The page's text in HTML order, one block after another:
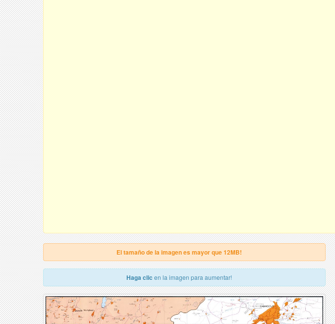
El tamaño de la imagen es mayor que 12MB!
Haga clic en la imagen para aumentar!